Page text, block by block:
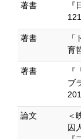
著書
著書
育
著書
ブ
論文
＜
囚